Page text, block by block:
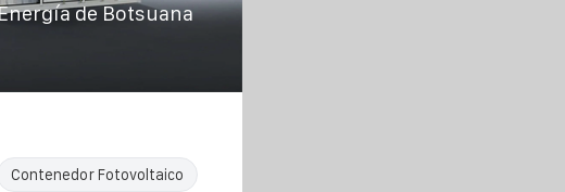
de Botsuana
Contenedor Fotovoltaico